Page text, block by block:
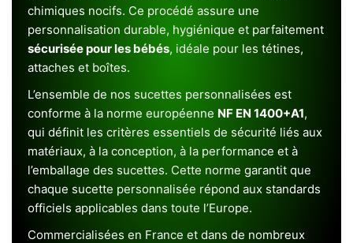
chimiques nocifs. Ce procédé assure une
personnalisation durable, hygiénique et parfaitement
sécurisée pour les bébés, idéale pour les tétines,
attaches et boîtes.
L’ensemble de nos sucettes personnalisées est
conforme à la norme européenne NF EN 1400+A1,
qui définit les critères essentiels de sécurité liés aux
matériaux, à la conception, à la performance et à
l’emballage des sucettes. Cette norme garantit que
chaque sucette personnalisée répond aux standards
officiels applicables dans toute l’Europe.
Commercialisées en France et dans de nombreux